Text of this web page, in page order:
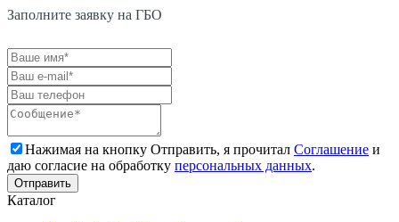
Заполните заявку на ГБО
Нажимая на кнопку Отправить, я прочитал Соглашение и
даю согласие на обработку персональных данных.
Каталог